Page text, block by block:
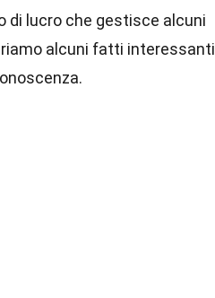
di lucro che gestisce alcuni
alcuni fatti interessanti